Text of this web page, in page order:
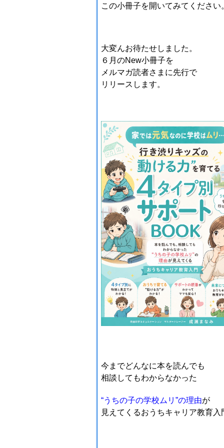
この小冊子を開いてみてください
大変んお待たせしました。
６月のNew小冊子を
メルマガ読者さまに先行で
リリースします。
今までどんなに本を読んでも
相談してもわからなかった
“うちの子の学校ムリ”の理由が
見えてくるおうちキャリア教育入